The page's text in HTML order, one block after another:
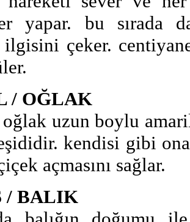
yapar. bu sırada
çeker.
/ OĞLAK
oğlak uzun boylu
kendisi gibi
açmasını sağlar.
/ BALIK